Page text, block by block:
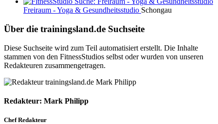
Freiraum - Yoga & Gesundheitsstudio Schongau
Über die trainingsland.de Suchseite
Diese Suchseite wird zum Teil automatisiert erstellt. Die Inhalte
stammen von den FitnessStudios selbst oder wurden von unseren
Redakteuren zusammengetragen.
Redakteur: Mark Philipp
Chef Redakteur